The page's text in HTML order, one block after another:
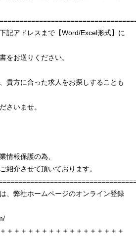
記アドレスまで【Word/Excel形式】に
をお送りください。
貴方に合った求人をお探しすることも
さいませ。
情報保護の為、
紹介させて頂いております。
、弊社ホームページのオンライン登録
＋＋＋＋＋＋＋＋＋＋＋＋＋＋＋＋＋